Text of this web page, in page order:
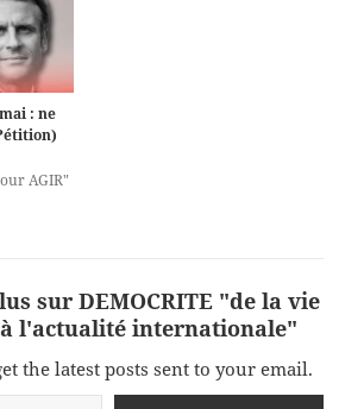
: ne
AGIR"
sur DEMOCRITE "de la vie
l'actualité internationale"
the latest posts sent to your email.